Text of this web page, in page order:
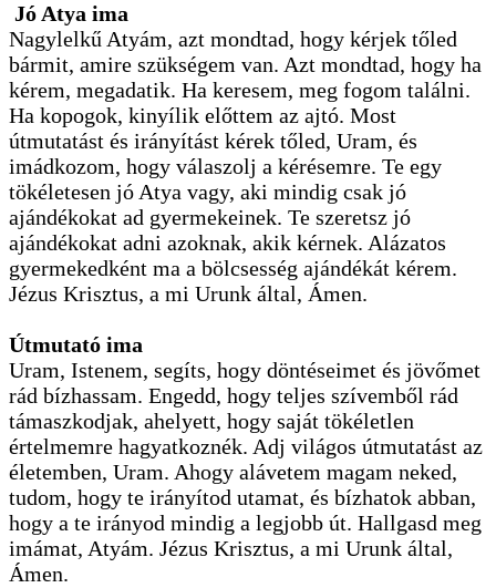
Jó Atya ima
Nagylelkű Atyám, azt mondtad, hogy kérjek tőled
bármit, amire szükségem van. Azt mondtad, hogy ha
kérem, megadatik. Ha keresem, meg fogom találni.
Ha kopogok, kinyílik előttem az ajtó. Most
útmutatást és irányítást kérek tőled, Uram, és
imádkozom, hogy válaszolj a kérésemre. Te egy
tökéletesen jó Atya vagy, aki mindig csak jó
ajándékokat ad gyermekeinek. Te szeretsz jó
ajándékokat adni azoknak, akik kérnek. Alázatos
gyermekedként ma a bölcsesség ajándékát kérem.
Jézus Krisztus, a mi Urunk által, Ámen.
Útmutató ima
Uram, Istenem, segíts, hogy döntéseimet és jövőmet
rád bízhassam. Engedd, hogy teljes szívemből rád
támaszkodjak, ahelyett, hogy saját tökéletlen
értelmemre hagyatkoznék. Adj világos útmutatást az
életemben, Uram. Ahogy alávetem magam neked,
tudom, hogy te irányítod utamat, és bízhatok abban,
hogy a te irányod mindig a legjobb út. Hallgasd meg
imámat, Atyám. Jézus Krisztus, a mi Urunk által,
Ámen.